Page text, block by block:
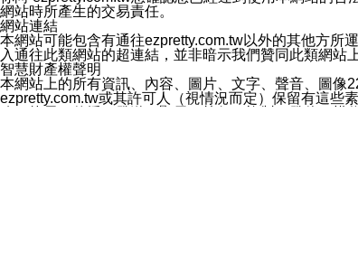
5.開關「接收LINE通知型訊息」
❗️關閉「接收通知型訊息」後，將不會接收到來自任
網站時所產生的交易責任。
網站連結
本網站可能包含有通往ezpretty.com.tw以外的其他方所
入通往此類網站的超連結，並非暗示我們贊同此類網站
智慧財產權聲明
本網站上的所有資訊、內容、圖片、文字、聲音、圖像
ezpretty.com.tw或其許可人（視情況而定）保留有這些